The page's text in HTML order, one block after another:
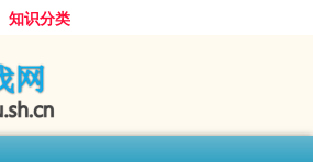
知识分类